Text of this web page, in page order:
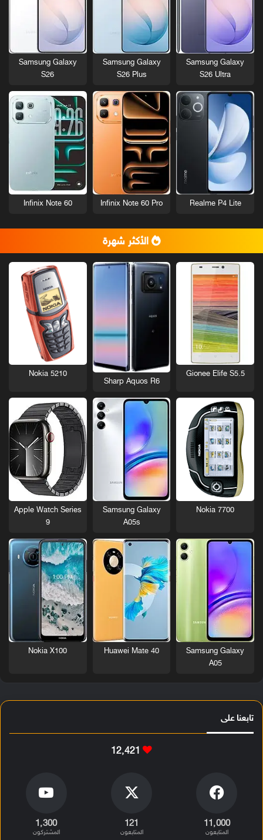
Samsung Galaxy
S26 Ultra
Samsung Galaxy
S26 Plus
Samsung Galaxy
S26
Realme P4 Lite
Infinix Note 60 Pro
Infinix Note 60
الأكثر شهرة
Gionee Elife S5.5
Sharp Aquos R6
Nokia 5210
Nokia 7700
Samsung Galaxy
A05s
Apple Watch Series
9
Samsung Galaxy
A05
Huawei Mate 40
Nokia X100
تابعنا على
12٬421
11٬000
المتابعون
121
المتابعون
1٬300
المشتركون